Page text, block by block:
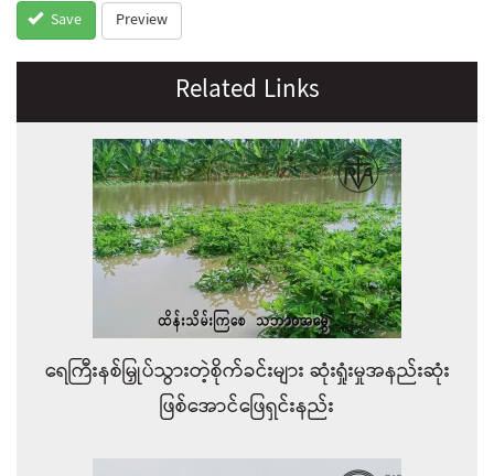
Save Preview
Related Links
ရေကြီးနစ်မြှုပ်သွားတဲ့စိုက်ခင်းများ ဆုံးရှုံးမှုအနည်းဆုံး
ဖြစ်အောင်ဖြေရှင်းနည်း